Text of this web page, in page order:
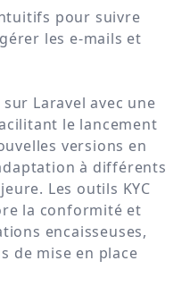
pour suivre
les e-mails et
Laravel avec une
le lancement
versions en
à différents
Les outils KYC
la conformité et
encaisseuses,
de mise en place